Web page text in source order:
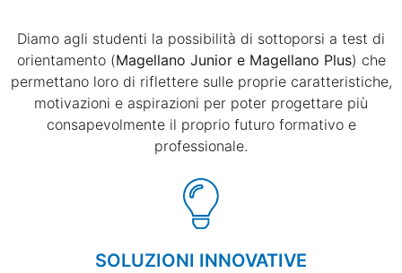
Diamo agli studenti la possibilità di sottoporsi a test di
orientamento (Magellano Junior e Magellano Plus) che
permettano loro di riflettere sulle proprie caratteristiche,
motivazioni e aspirazioni per poter progettare più
consapevolmente il proprio futuro formativo e
professionale.
SOLUZIONI INNOVATIVE